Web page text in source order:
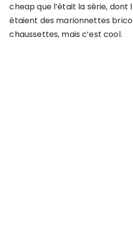
cheap que l’était la série, dont
étaient des marionnettes
chaussettes, mais c’est cool.